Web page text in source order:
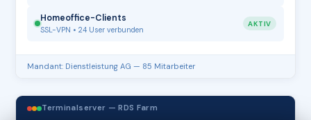
Homeoffice-Clients
SSL-VPN • 24 User verbunden
AKTIV
Mandant: Dienstleistung AG — 85 Mitarbeiter
Terminalserver — RDS Farm